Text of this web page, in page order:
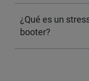
¿Qué es un
booter?